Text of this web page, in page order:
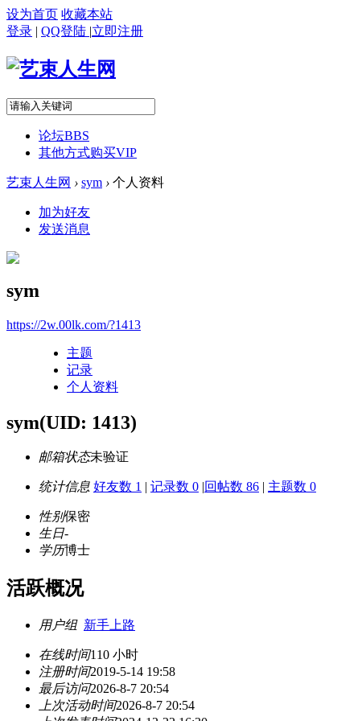
设为首页 收藏本站
登录 | QQ登陆 |立即注册
论坛BBS
其他方式购买VIP
艺束人生网 › sym › 个人资料
加为好友
发送消息
sym
https://2w.00lk.com/?1413
主题
记录
个人资料
sym(UID: 1413)
邮箱状态未验证
统计信息 好友数 1 | 记录数 0 |回帖数 86 | 主题数 0
性别保密
生日-
学历博士
活跃概况
用户组 新手上路
在线时间110 小时
注册时间2019-5-14 19:58
最后访问2026-8-7 20:54
上次活动时间2026-8-7 20:54